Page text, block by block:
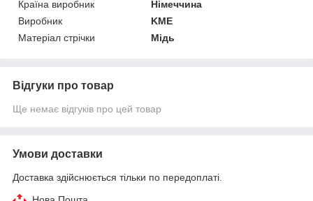
Країна виробник
Німеччина
Виробник
KME
Матеріал стрічки
Мідь
Відгуки про товар
Ще немає відгуків про цей товар
Умови доставки
Доставка здійснюється тільки по передоплаті.